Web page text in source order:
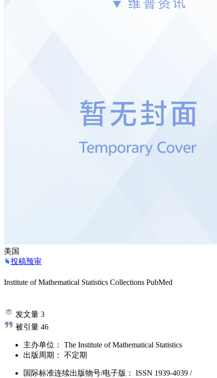
美国
投稿预审
Institute of Mathematical Statistics Collections PubMed
发文量 3
被引量 46
主办单位：
The Institute of Mathematical Statistics
出版周期：
不定期
国际标准连续出版物号/电子版 ： ISSN 1939-4039 /